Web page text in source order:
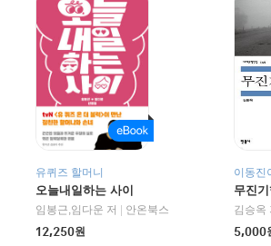
유퀴즈 할머니
오늘내일하는 사이
임봉근,임다운 저
안온북스
12,250원
이동진
무진
김승옥
5,000